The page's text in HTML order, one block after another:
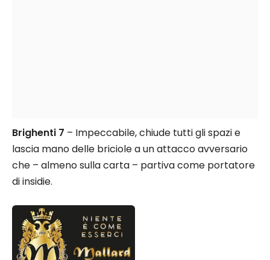
Brighenti 7 – Impeccabile, chiude tutti gli spazi e
lascia mano delle briciole a un attacco avversario
che – almeno sulla carta – partiva come portatore
di insidie.